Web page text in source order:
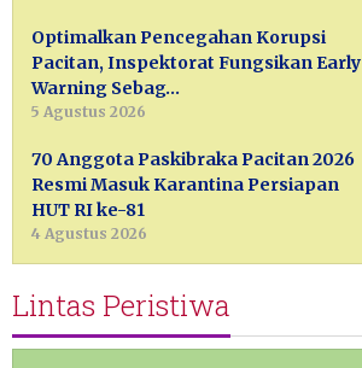
Optimalkan Pencegahan Korupsi
Pacitan, Inspektorat Fungsikan Early
Warning Sebag…
5 Agustus 2026
70 Anggota Paskibraka Pacitan 2026
Resmi Masuk Karantina Persiapan
HUT RI ke-81
4 Agustus 2026
Lintas Peristiwa